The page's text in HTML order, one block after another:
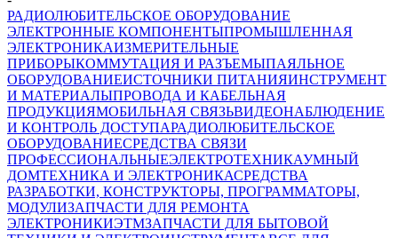
РАДИОЛЮБИТЕЛЬСКОЕ ОБОРУДОВАНИЕ
ЭЛЕКТРОННЫЕ КОМПОНЕНТЫПРОМЫШЛЕННАЯ
ЭЛЕКТРОНИКАИЗМЕРИТЕЛЬНЫЕ
ПРИБОРЫКОММУТАЦИЯ И РАЗЪЕМЫПАЯЛЬНОЕ
ОБОРУДОВАНИЕИСТОЧНИКИ ПИТАНИЯИНСТРУМЕНТ
И МАТЕРИАЛЫПРОВОДА И КАБЕЛЬНАЯ
ПРОДУКЦИЯМОБИЛЬНАЯ СВЯЗЬВИДЕОНАБЛЮДЕНИЕ
И КОНТРОЛЬ ДОСТУПАРАДИОЛЮБИТЕЛЬСКОЕ
ОБОРУДОВАНИЕСРЕДСТВА СВЯЗИ
ПРОФЕССИОНАЛЬНЫЕЭЛЕКТРОТЕХНИКАУМНЫЙ
ДОМТЕХНИКА И ЭЛЕКТРОНИКАСРЕДСТВА
РАЗРАБОТКИ, КОНСТРУКТОРЫ, ПРОГРАММАТОРЫ,
МОДУЛИЗАПЧАСТИ ДЛЯ РЕМОНТА
ЭЛЕКТРОНИКИЭТМЗАПЧАСТИ ДЛЯ БЫТОВОЙ